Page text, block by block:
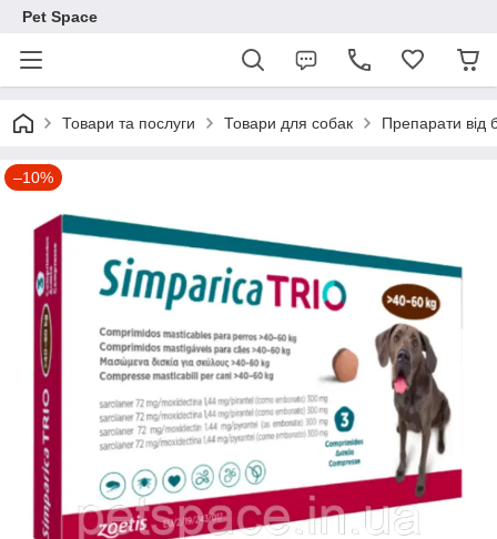
Pet Space
Товари та послуги Товари для собак Препарати від
–10%